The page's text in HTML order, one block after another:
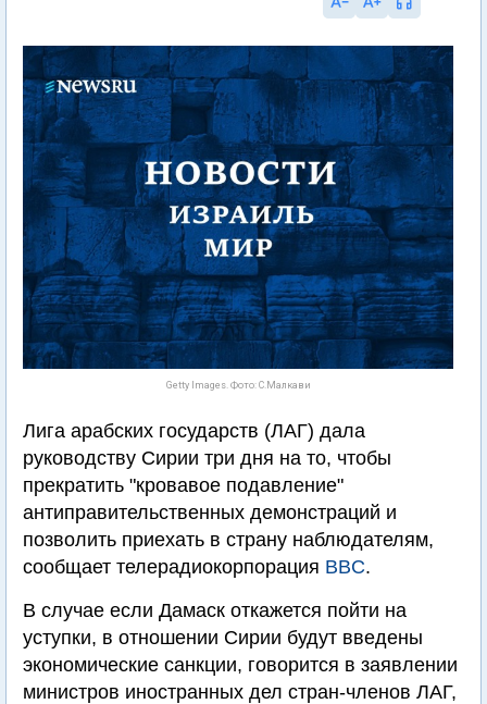
Getty Images. Фото: С.Малкави
Лига арабских государств (ЛАГ) дала
руководству Сирии три дня на то, чтобы
прекратить "кровавое подавление"
антиправительственных демонстраций и
позволить приехать в страну наблюдателям,
сообщает телерадиокорпорация BBC.
В случае если Дамаск откажется пойти на
уступки, в отношении Сирии будут введены
экономические санкции, говорится в заявлении
министров иностранных дел стран-членов ЛАГ,